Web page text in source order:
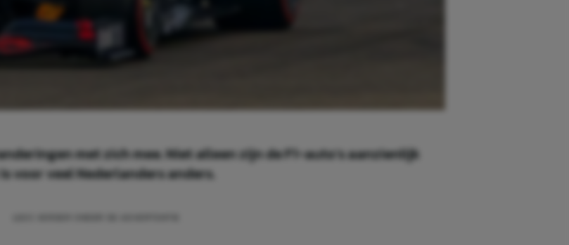
met zich mee. Niet alleen zijn de F1-auto’s aanzienlijk
voor veel Nederlanders anders.